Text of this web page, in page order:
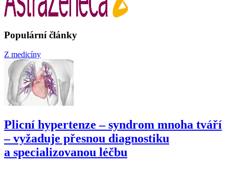
Populární články
Z medicíny
Plicní hypertenze –⁠ syndrom mnoha tváří
–⁠ vyžaduje přesnou diagnostiku
a specializovanou léčbu